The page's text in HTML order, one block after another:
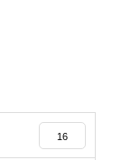
16